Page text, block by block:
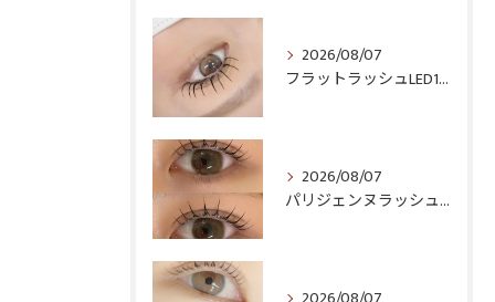
2026/08/07
フラットラッシュLED100本＆ヘルシー‎🤍
2026/08/07
パリジェンヌラッシュリフト♪